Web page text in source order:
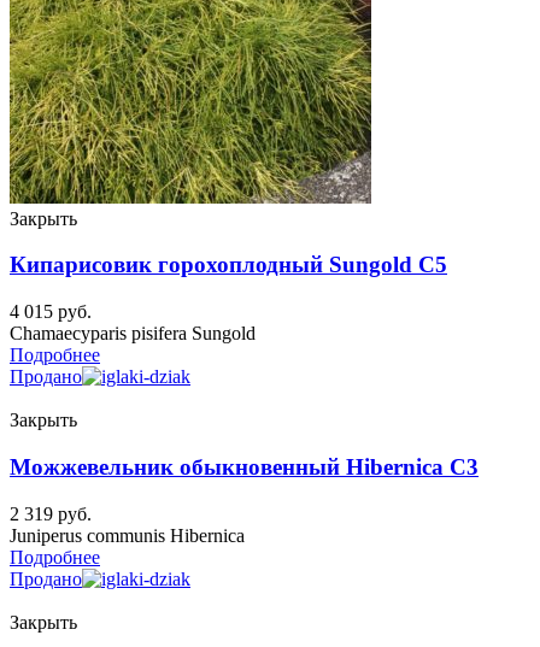
Закрыть
Кипарисовик горохоплодный Sungold C5
4 015 руб.
Chamaecyparis pisifera Sungold
Подробнее
Продано
Закрыть
Можжевельник обыкновенный Hibernica C3
2 319 руб.
Juniperus communis Hibernica
Подробнее
Продано
Закрыть